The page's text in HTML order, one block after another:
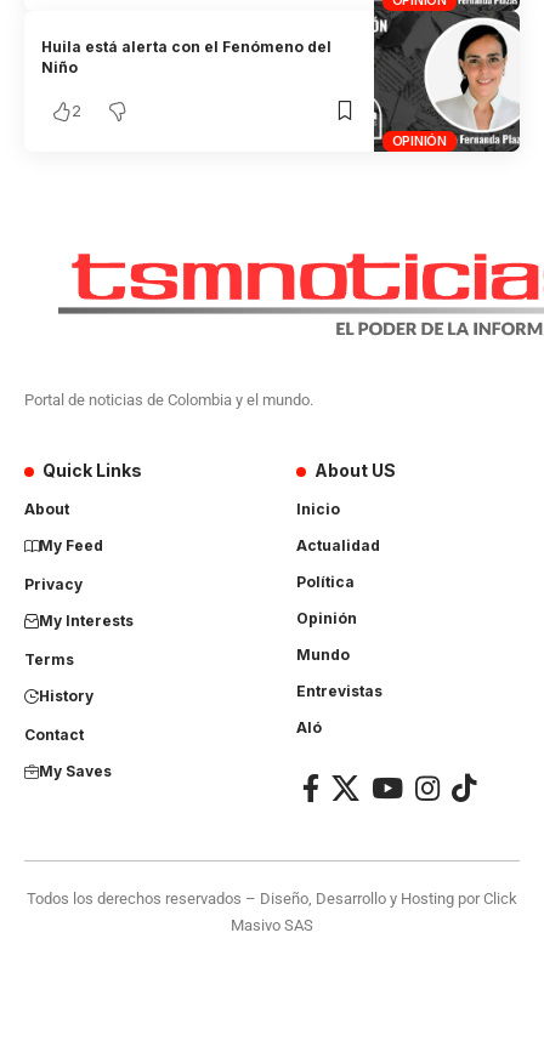
OPINIÓN
Huila está alerta con el Fenómeno del
Niño
2
Portal de noticias de Colombia y el mundo.
Quick Links
About
My Feed
Privacy
My Interests
Terms
History
Contact
My Saves
About US
Inicio
Actualidad
Política
Opinión
Mundo
Entrevistas
Aló
Todos los derechos reservados – Diseño, Desarrollo y Hosting porClick
Masivo SAS